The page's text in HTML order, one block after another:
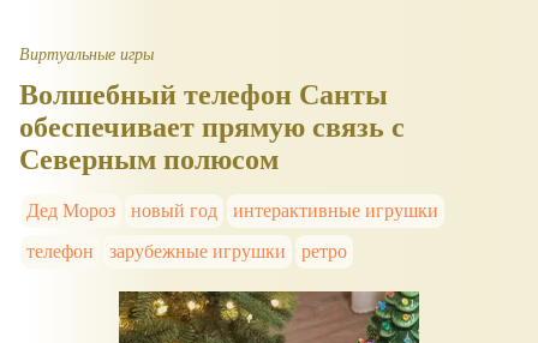
Виртуальные игры
Волшебный телефон Санты
обеспечивает прямую связь с
Северным полюсом
Дед Мороз новый год
интерактивные игрушки
телефон
зарубежные игрушки ретро